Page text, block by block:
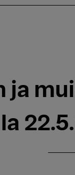
ja
la